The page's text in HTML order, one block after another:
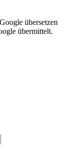
übersetzen
übermittelt.